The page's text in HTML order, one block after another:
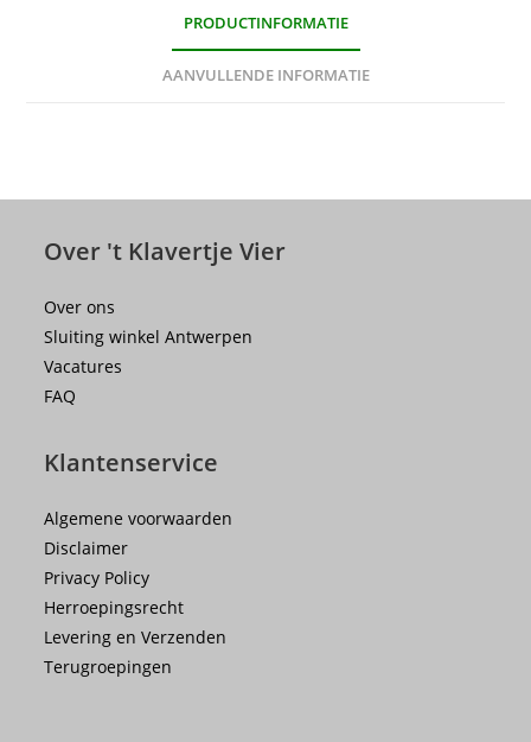
PRODUCTINFORMATIE
AANVULLENDE INFORMATIE
Over 't Klavertje Vier
Over ons
Sluiting winkel Antwerpen
Vacatures
FAQ
Klantenservice
Algemene voorwaarden
Disclaimer
Privacy Policy
Herroepingsrecht
Levering en Verzenden
Terugroepingen